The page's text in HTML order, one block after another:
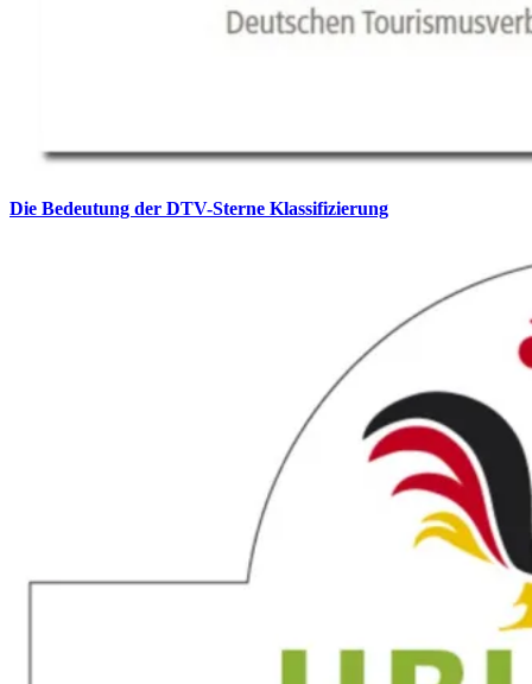
Die Bedeutung der DTV-Sterne Klassifizierung